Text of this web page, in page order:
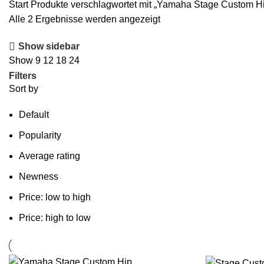
Start Produkte verschlagwortet mit „Yamaha Stage Custom
Alle 2 Ergebnisse werden angezeigt
Show sidebar
Show 9 12 18 24
Filters
Sort by
Default
Popularity
Average rating
Newness
Price: low to high
Price: high to low